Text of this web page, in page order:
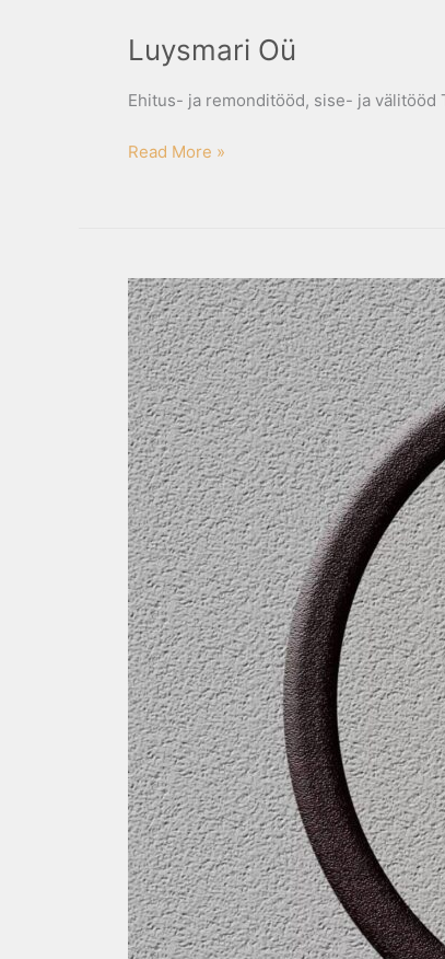
Luysmari Oü
Ehitus- ja remonditööd, sise- ja välitööd
Read More »
BOMAR
EHITUS
OÜ